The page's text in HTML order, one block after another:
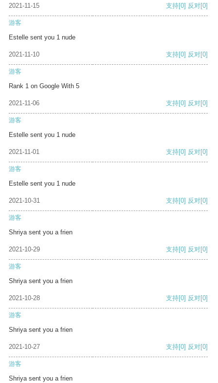
2021-11-15 支持[0] 反对[0]
游客
Estelle sent you 1 nude
2021-11-10 支持[0] 反对[0]
游客
Rank 1 on Google With 5
2021-11-06 支持[0] 反对[0]
游客
Estelle sent you 1 nude
2021-11-01 支持[0] 反对[0]
游客
Estelle sent you 1 nude
2021-10-31 支持[0] 反对[0]
游客
Shriya sent you a frien
2021-10-29 支持[0] 反对[0]
游客
Shriya sent you a frien
2021-10-28 支持[0] 反对[0]
游客
Shriya sent you a frien
2021-10-27 支持[0] 反对[0]
游客
Shriya sent you a frien